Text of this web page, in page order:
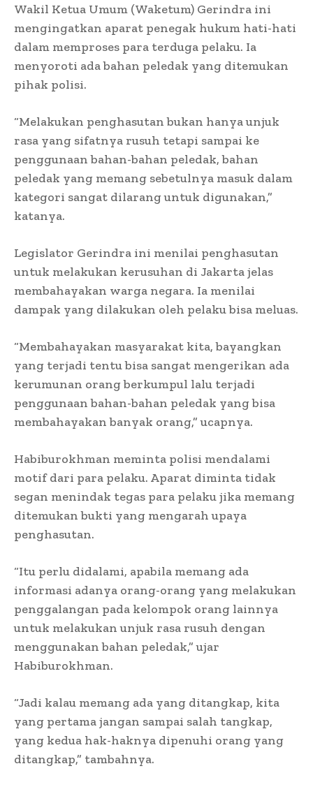
Wakil Ketua Umum (Waketum) Gerindra ini
mengingatkan aparat penegak hukum hati-hati
dalam memproses para terduga pelaku. Ia
menyoroti ada bahan peledak yang ditemukan
pihak polisi.
“Melakukan penghasutan bukan hanya unjuk
rasa yang sifatnya rusuh tetapi sampai ke
penggunaan bahan-bahan peledak, bahan
peledak yang memang sebetulnya masuk dalam
kategori sangat dilarang untuk digunakan,”
katanya.
Legislator Gerindra ini menilai penghasutan
untuk melakukan kerusuhan di Jakarta jelas
membahayakan warga negara. Ia menilai
dampak yang dilakukan oleh pelaku bisa meluas.
“Membahayakan masyarakat kita, bayangkan
yang terjadi tentu bisa sangat mengerikan ada
kerumunan orang berkumpul lalu terjadi
penggunaan bahan-bahan peledak yang bisa
membahayakan banyak orang,” ucapnya.
Habiburokhman meminta polisi mendalami
motif dari para pelaku. Aparat diminta tidak
segan menindak tegas para pelaku jika memang
ditemukan bukti yang mengarah upaya
penghasutan.
“Itu perlu didalami, apabila memang ada
informasi adanya orang-orang yang melakukan
penggalangan pada kelompok orang lainnya
untuk melakukan unjuk rasa rusuh dengan
menggunakan bahan peledak,” ujar
Habiburokhman.
“Jadi kalau memang ada yang ditangkap, kita
yang pertama jangan sampai salah tangkap,
yang kedua hak-haknya dipenuhi orang yang
ditangkap,” tambahnya.